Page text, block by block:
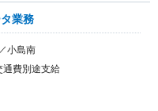
業務
小島南
通費別途支給